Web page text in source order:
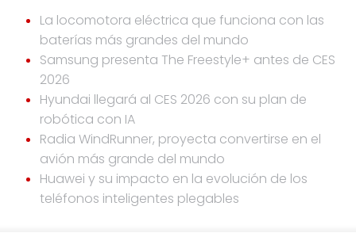
La locomotora eléctrica que funciona con las
baterías más grandes del mundo
Samsung presenta The Freestyle+ antes de CES
2026
Hyundai llegará al CES 2026 con su plan de
robótica con IA
Radia WindRunner, proyecta convertirse en el
avión más grande del mundo
Huawei y su impacto en la evolución de los
teléfonos inteligentes plegables